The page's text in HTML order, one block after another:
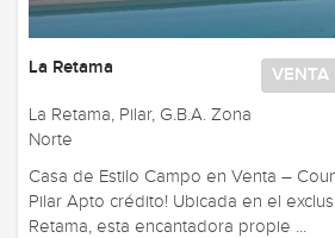
VENTA
La Retama
La Retama, Pilar, G.B.A. Zona
Norte
Casa de Estilo Campo en Venta –
Pilar Apto crédito! Ubicada en el
Retama, esta encantadora propie ...